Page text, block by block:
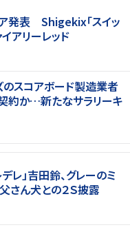
発表 Shigekix「スイッ
アリーレッド
のスコアボード製造業者
約か‬…新たなサラリーキ
レ」吉田鈴、グレーのミ
さん犬との２Ｓ披露